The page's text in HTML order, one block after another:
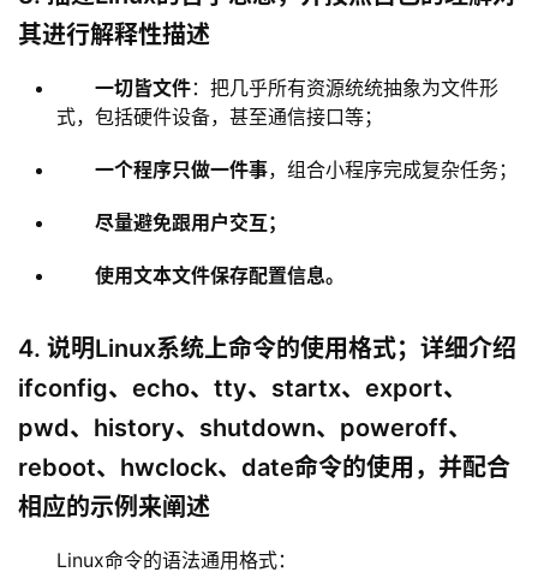
其进行解释性描述
一切皆文件：把几乎所有资源统统抽象为文件形
式，包括硬件设备，甚至通信接口等；
一个程序只做一件事，组合小程序完成复杂任务；
尽量避免跟用户交互；
使用文本文件保存配置信息。
4. 说明Linux系统上命令的使用格式；详细介绍
ifconfig、echo、tty、startx、export、
pwd、history、shutdown、poweroff、
reboot、hwclock、date命令的使用，并配合
相应的示例来阐述
Linux命令的语法通用格式：